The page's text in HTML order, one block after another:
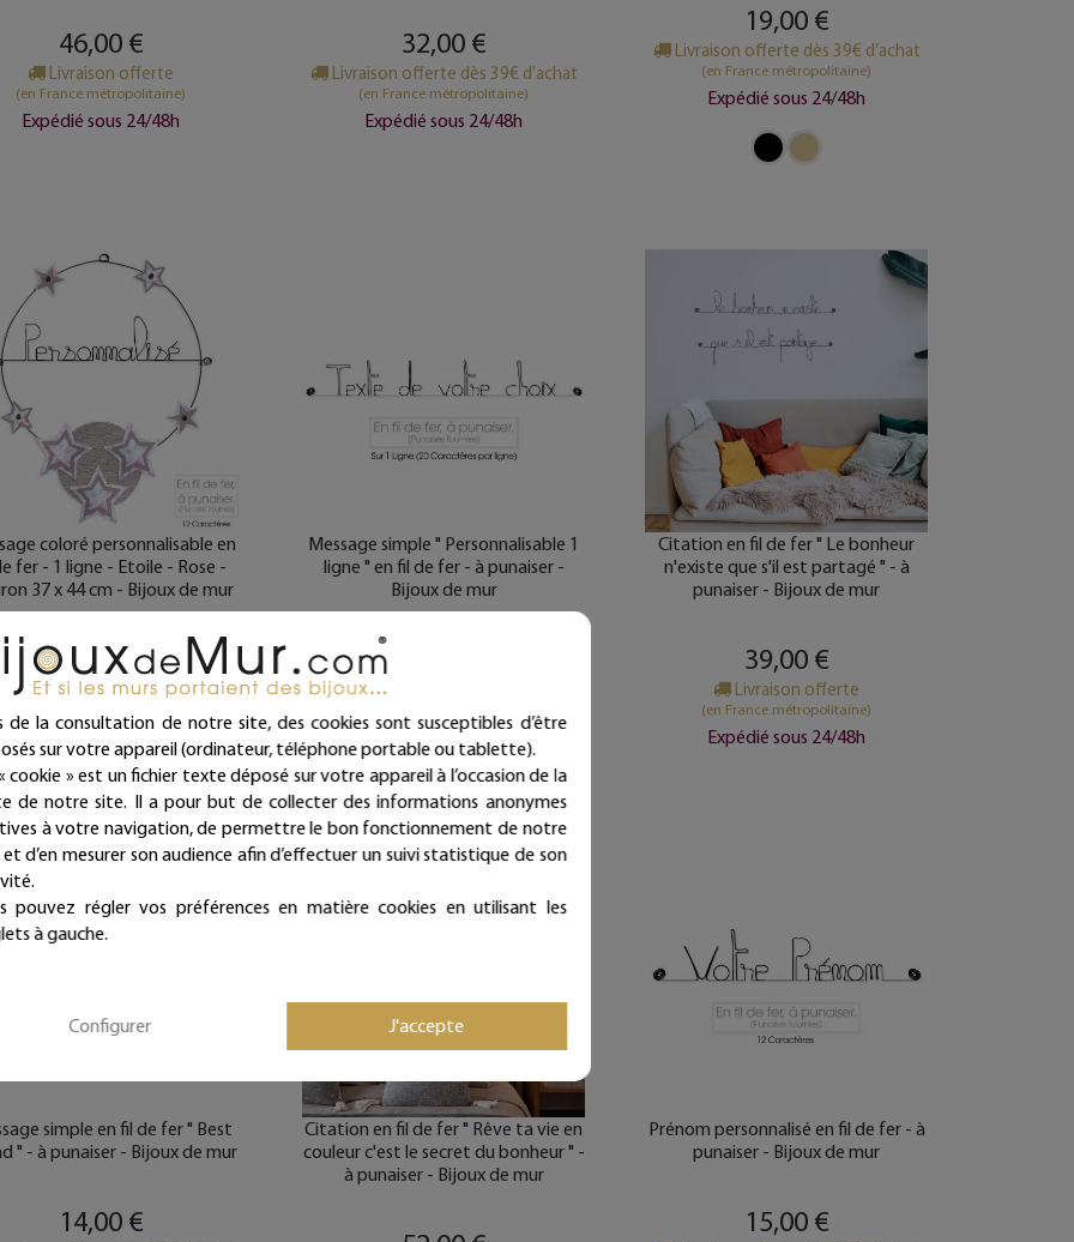
46,00 €
Livraison offerte
(en France métropolitaine)
Expédié sous 24/48h
32,00 €
Livraison offerte dès 39€ d’achat
(en France métropolitaine)
Expédié sous 24/48h
19,00 €
Livraison offerte dès 39€ d’achat
(en France métropolitaine)
Expédié sous 24/48h
coloré personnalisable en
fer - 1 ligne - Etoile - Rose -
37 x 44 cm - Bijoux de mur
53,00 €
Livraison offerte
Expédié sous 24/48h
Message simple " Personnalisable 1
ligne " en fil de fer - à punaiser -
Bijoux de mur
Livraison offerte dès 39€ d’achat
Expédié sous 24/48h
Citation en fil de fer " Le bonheur
n'existe que s'il est partagé " - à
punaiser - Bijoux de mur
39,00 €
Livraison offerte
(en France métropolitaine)
Expédié sous 24/48h
simple en fil de fer " Best
" - à punaiser - Bijoux de mur
14,00 €
Citation en fil de fer " Rêve ta vie en
couleur c'est le secret du bonheur " -
à punaiser - Bijoux de mur
Prénom personnalisé en fil de fer - à
punaiser - Bijoux de mur
15,00 €
de la consultation de notre site, des cookies sont susceptibles d’être
sur votre appareil (ordinateur, téléphone portable ou tablette).
cookie » est un fichier texte déposé sur votre appareil à l’occasion de la
de notre site. Il a pour but de collecter des informations anonymes
à votre navigation, de permettre le bon fonctionnement de notre
d’en mesurer son audience afin d’effectuer un suivi statistique de son
pouvez régler vos préférences en matière cookies en utilisant les
à gauche.
Configurer J'accepte